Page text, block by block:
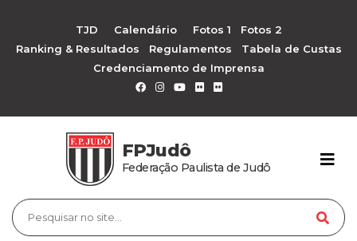
TJD Calendário Fotos 1
Fotos 2
Ranking & Resultados
Regulamentos
Tabela de Custas
Credenciamento de Imprensa
FPJudô
Federação Paulista de Judô